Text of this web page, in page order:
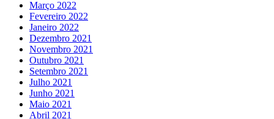
Março 2022
Fevereiro 2022
Janeiro 2022
Dezembro 2021
Novembro 2021
Outubro 2021
Setembro 2021
Julho 2021
Junho 2021
Maio 2021
Abril 2021